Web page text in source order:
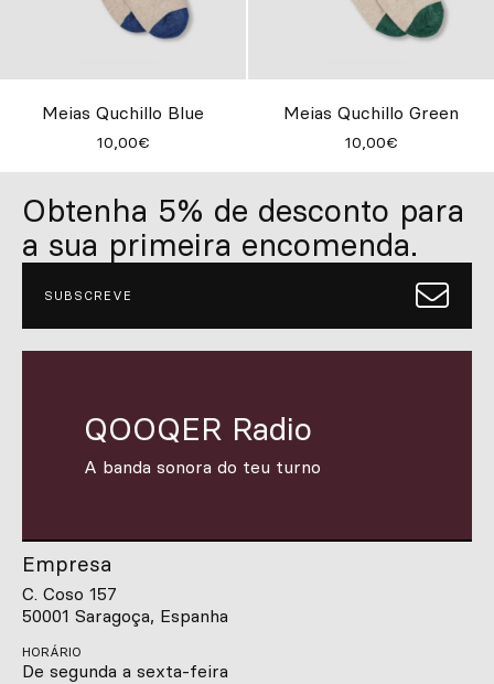
Meias Quchillo Blue
10,00€
Meias Quchillo Green
10,00€
Obtenha 5% de desconto para
a sua primeira encomenda.
SUBSCREVE
QOOQER Radio
A banda sonora do teu turno
Empresa
C. Coso 157
50001 Saragoça, Espanha
HORÁRIO
De segunda a sexta-feira